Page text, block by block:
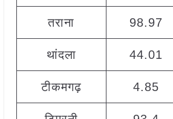
तराना 98.97
थांदला 44.01
टीकमगढ़ 4.85